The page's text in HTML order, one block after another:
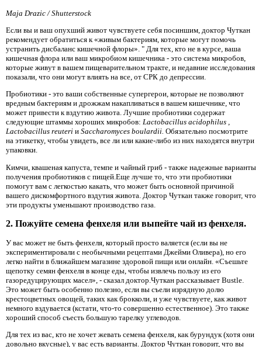
Maja Drazic / Shutterstock
Если вы и ваш опухший живот чувствуете себя посиншим, доктор Чуткан
рекомендует обратиться к «живым бактериям, которые могут помочь
устранить дисбаланс кишечной флоры». " Для тех, кто не в курсе, ваша
кишечная флора или ваш микробиом кишечника - это система микробов,
которые живут в вашем пищеварительном тракте, и недавние исследования
показали, что они могут влиять на все, от СРК до депрессии.
Пробиотики - это ваши собственные супергерои, которые не позволяют
вредным бактериям и дрожжам накапливаться в вашем кишечнике, что
может привести к вздутию живота. Лучшие пробиотики содержат
следующие штаммы хороших микробов: Lactobacillus acidophilus ,
Lactobacillus reuteri и Saccharomyces boulardii. Обязательно посмотрите
на этикетку, чтобы увидеть, все ли или какие-либо из них находятся внутри
упаковки.
Кимчи, квашеная капуста, темпе и чайный гриб - также надежные варианты
получения пробиотиков с пищей.Еще лучше то, что эти пробиотики
помогут вам с легкостью какать, что может быть основной причиной
вашего дискомфортного вздутия живота. Доктор Чуткан также говорит, что
эти продукты уменьшают производство газа.
2. Пожуйте семена фенхеля или выпейте чай из фенхеля.
У вас может не быть фенхеля, который просто валяется (если вы не
экспериментировали с необычными рецептами Джейми Оливера), но его
легко найти в ближайшем магазине здоровой пищи или онлайн. «Съешьте
щепотку семян фенхеля в конце еды, чтобы извлечь пользу из его
газоредуцирующих масел», - сказал доктор.Чуткан рассказывает Bustle.
Это может быть особенно полезно, если вы съели изрядную долю
крестоцветных овощей, таких как брокколи, и уже чувствуете, как живот
немного вздувается (кстати, что-то совершенно естественное). Это также
хороший способ съесть большую тарелку углеводов.
Для тех из вас, кто не хочет жевать семена фенхеля, как бурундук (хотя они
довольно вкусные), у вас есть варианты. Доктор Чуткан говорит, что вы